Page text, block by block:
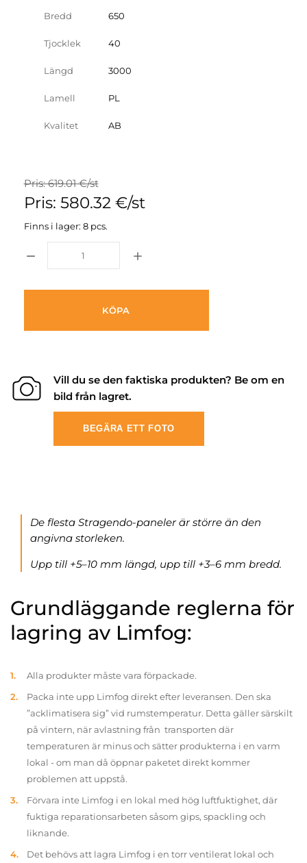
Bredd 650
Tjocklek 40
Längd 3000
Lamell PL
Kvalitet AB
Pris: 619.01 €/st
Pris: 580.32 €/st
Finns i lager: 8 pcs.
KÖPA
Vill du se den faktiska produkten? Be om en
bild från lagret.
BEGÄRA ETT FOTO
De flesta Stragendo-paneler är större än den
angivna storleken.
Upp till +5–10 mm längd, upp till +3–6 mm bredd.
Grundläggande reglerna för
lagring av Limfog:
Alla produkter måste vara förpackade.
Packa inte upp Limfog direkt efter leveransen. Den ska
”acklimatisera sig” vid rumstemperatur. Detta gäller särskilt
på vintern, när avlastning från transporten där
temperaturen är minus och sätter produkterna i en varm
lokal - om man då öppnar paketet direkt kommer
problemen att uppstå.
Förvara inte Limfog i en lokal med hög luftfuktighet, där
fuktiga reparationsarbeten såsom gips, spackling och
liknande.
Det behövs att lagra Limfog i en torr ventilerat lokal och